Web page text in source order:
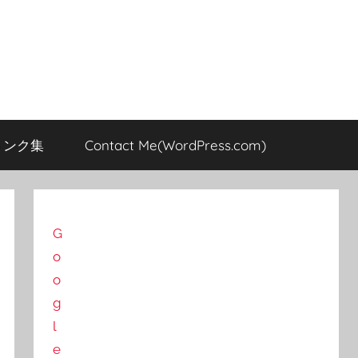
ク集 Contact Me(WordPress.com)
G
o
o
g
l
e